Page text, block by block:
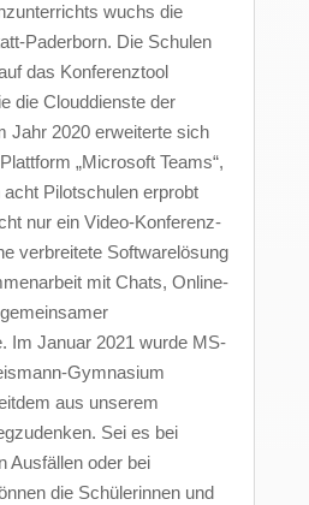
wuchs die
Paderborn. Die Schulen
das Konferenztool
die Clouddienste der
Jahr 2020 erweiterte sich
„Microsoft Teams“,
Pilotschulen erprobt
nur ein Video-Konferenz-
verbreitete Softwarelösung
mit Chats, Online-
Im Januar 2021 wurde MS-
Gymnasium
aus unserem
Sei es bei
Ausfällen oder bei
die Schülerinnen und